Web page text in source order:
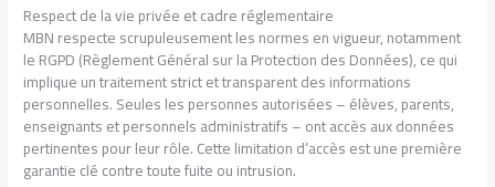
Respect de la vie privée et cadre réglementaire
MBN respecte scrupuleusement les normes en vigueur, notamment
le RGPD (Règlement Général sur la Protection des Données), ce qui
implique un traitement strict et transparent des informations
personnelles. Seules les personnes autorisées – élèves, parents,
enseignants et personnels administratifs – ont accès aux données
pertinentes pour leur rôle. Cette limitation d’accès est une première
garantie clé contre toute fuite ou intrusion.